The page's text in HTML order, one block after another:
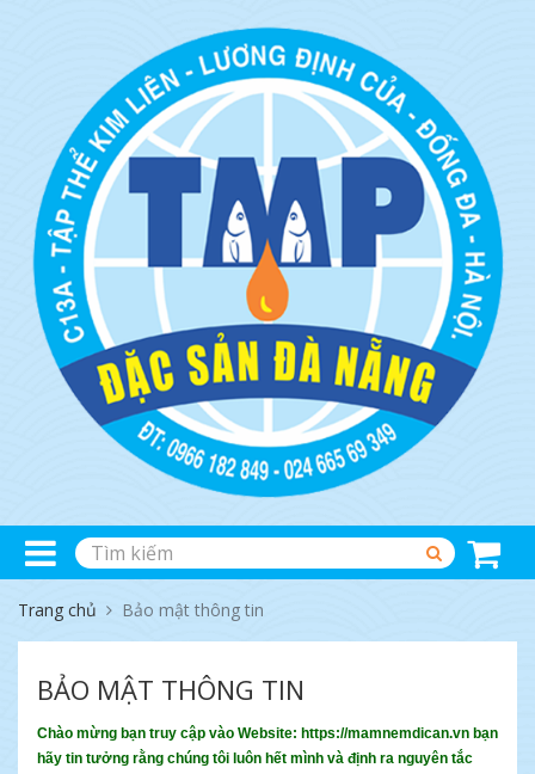
Trang chủ Bảo mật thông tin
BẢO MẬT THÔNG TIN
Chào mừng bạn truy cập vào Website: https://mamnemdican.vn bạn
hãy tin tưởng rằng chúng tôi luôn hết mình và định ra nguyên tắc